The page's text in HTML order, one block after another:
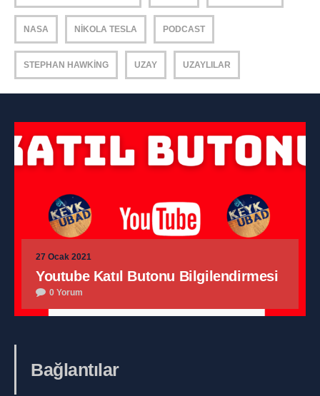
NASA NIKOLA TESLA PODCAST
STEPHAN HAWKING UZAY UZAYLILAR
27 Ocak 2021
Youtube Katıl Butonu Bilgilendirmesi
0 Yorum
Bağlantılar